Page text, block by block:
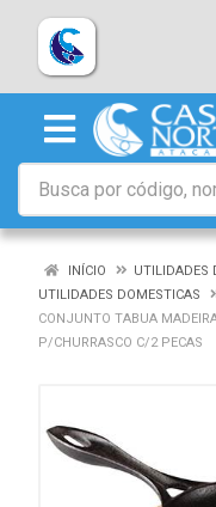
INÍCIO
UTILIDADES
UTILIDADES DOMESTICAS
CONJUNTO TABUA
P/CHURRASCO C/2 PECAS